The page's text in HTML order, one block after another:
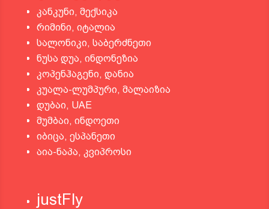
კანკუნი, მექსიკა
რიმინი, იტალია
სალონიკი, საბერძნეთი
ნუსა დუა, ინდონეზია
კოპენჰაგენი, დანია
კუალა-ლუმპური, მალაიზია
დუბაი, UAE
მუმბაი, ინდოეთი
იბიცა, ესპანეთი
აია-ნაპა, კვიპროსი
justFly